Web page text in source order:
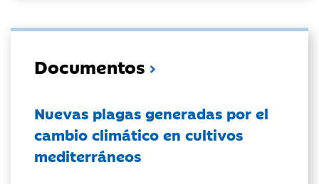
Documentos
Nuevas plagas generadas por el
cambio climático en cultivos
mediterráneos